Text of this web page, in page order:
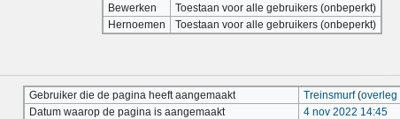
Bewerken
Toestaan voor alle gebruikers (onbeperkt)
Hernoemen
Toestaan voor alle gebruikers (onbeperkt)
Gebruiker die de pagina heeft aangemaakt Treinsmurf (overleg
Datum waarop de pagina is aangemaakt
4 nov 2022 14:45